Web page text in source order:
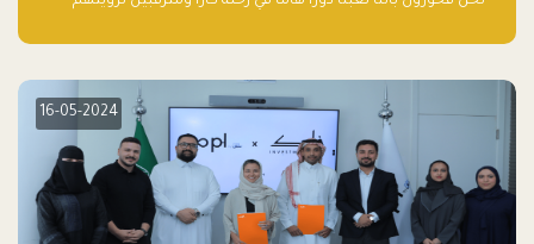
جيدًا لكوكبنا فحسب، بل إنه جيد أيضًا للأعمال”.
16-05-2024